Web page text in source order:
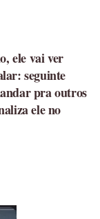
ele vai ver
seguinte
pra outros
ele no